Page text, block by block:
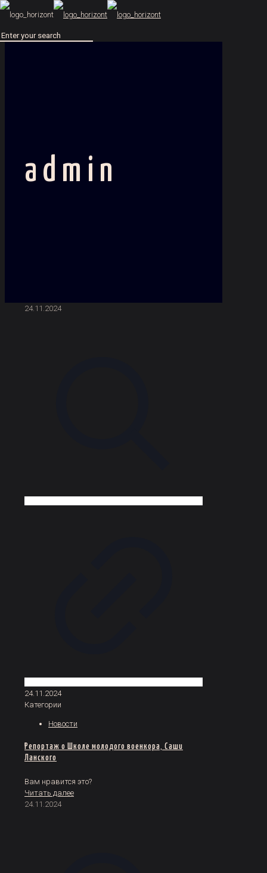
admin
24.11.2024
24.11.2024
Категории
Новости
Репортаж о Школе молодого военкора, Саши
Ланского
Вам нравится это?
Читать далее
24.11.2024